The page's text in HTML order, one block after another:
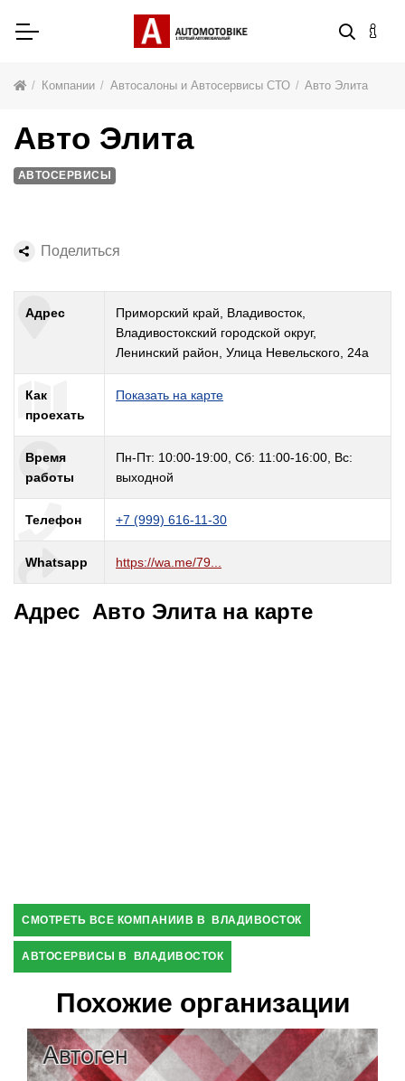
Компании Автосалоны и Автосервисы СТО Авто Элита
Адрес
Приморский край, Владивосток,
Владивостокский городской округ,
Ленинский район, Улица Невельского, 24а
Как
проехать
Показать на карте
Время
работы
Пн-Пт: 10:00-19:00, Сб: 11:00-16:00, Вс:
выходной
Телефон +7 (999) 616-11-30
Whatsapp https://wa.me/79...
Адрес Авто Элита на карте
СМОТРЕТЬ ВСЕ КОМПАНИИВ В ВЛАДИВОСТОК
АВТОСЕРВИСЫ В ВЛАДИВОСТОК
Похожие организации
Авто Элита
АВТОСЕРВИСЫ
Поделиться